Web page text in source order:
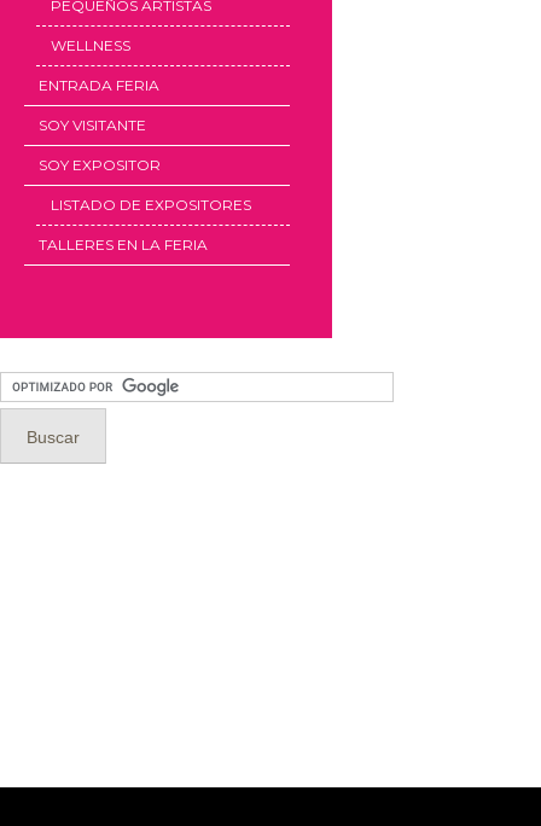
PEQUEÑOS ARTISTAS
WELLNESS
ENTRADA FERIA
SOY VISITANTE
SOY EXPOSITOR
LISTADO DE EXPOSITORES
TALLERES EN LA FERIA